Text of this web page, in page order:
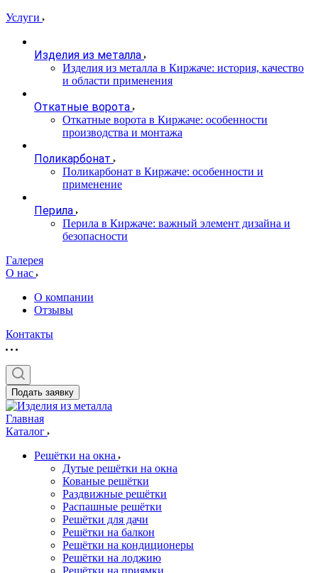
Услуги
Изделия из металла
Изделия из металла в Киржаче: история, качество
и области применения
Откатные ворота
Откатные ворота в Киржаче: особенности
производства и монтажа
Поликарбонат
Поликарбонат в Киржаче: особенности и
применение
Перила
Перила в Киржаче: важный элемент дизайна и
безопасности
Галерея
О нас
О компании
Отзывы
Контакты
Подать заявку
Главная
Каталог
Решётки на окна
Дутые решётки на окна
Кованые решётки
Раздвижные решётки
Распашные решётки
Решётки для дачи
Решётки на балкон
Решётки на кондиционеры
Решётки на лоджию
Решётки на приямки